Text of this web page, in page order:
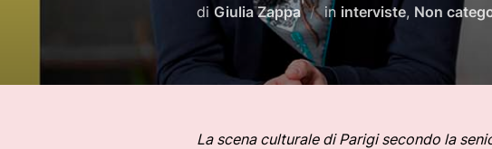
di Giulia Zappa in interviste, Non
La scena culturale di Parigi secondo la